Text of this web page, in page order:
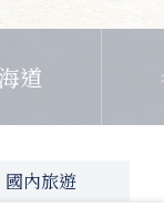
道
國內旅遊